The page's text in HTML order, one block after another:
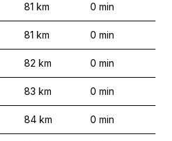
81 km 0 min
81 km 0 min
82 km 0 min
83 km 0 min
84 km 0 min